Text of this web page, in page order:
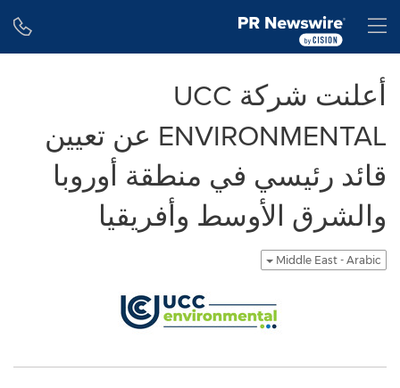
أعلنت شركة UCC
ENVIRONMENTAL عن تعيين
قائد رئيسي في منطقة أوروبا
والشرق الأوسط وأفريقيا
Middle East - Arabic